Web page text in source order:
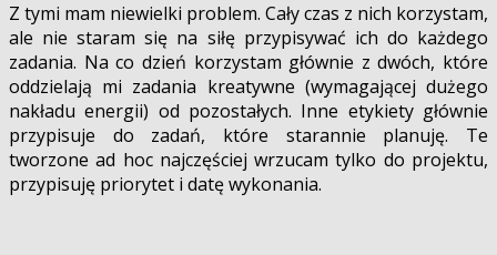
Z tymi mam niewielki problem. Cały czas z nich korzystam,
ale nie staram się na siłę przypisywać ich do każdego
zadania. Na co dzień korzystam głównie z dwóch, które
oddzielają mi zadania kreatywne (wymagającej dużego
nakładu energii) od pozostałych. Inne etykiety głównie
przypisuje do zadań, które starannie planuję. Te
tworzone ad hoc najczęściej wrzucam tylko do projektu,
przypisuję priorytet i datę wykonania.